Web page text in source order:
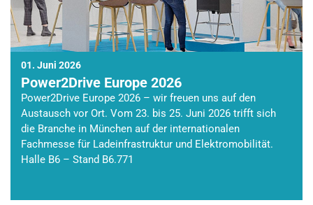
01. Juni 2026
Power2Drive Europe 2026
Power2Drive Europe 2026 – wir freuen uns auf den
Austausch vor Ort. Vom 23. bis 25. Juni 2026 trifft sich
die Branche in München auf der internationalen
Fachmesse für Ladeinfrastruktur und Elektromobilität.
Halle B6 – Stand B6.771